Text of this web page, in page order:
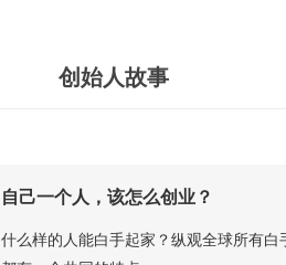
创始人故事
自己一个人，该怎么创业？
什么样的人能白手起家？纵观全球所有